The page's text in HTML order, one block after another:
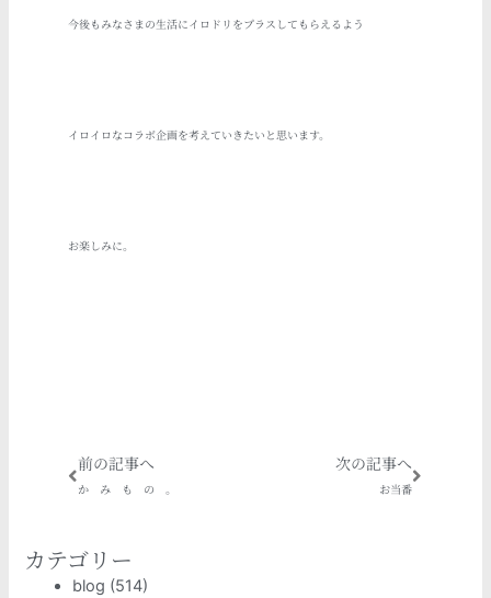
今後もみなさまの生活にイロドリをプラスしてもらえるよう
イロイロなコラボ企画を考えていきたいと思います。
お楽しみに。
Prev
前の記事へ
か み も の 。
次の記事へ
お当番
Next
カテゴリー
blog (514)